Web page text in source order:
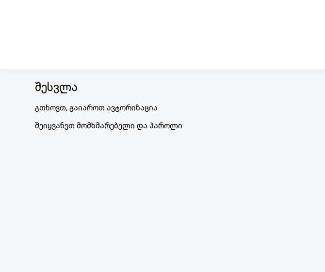
შესვლა
გთხოვთ, გაიაროთ ავტორიზაცია
შეიყვანეთ მომხმარებელი და პაროლი